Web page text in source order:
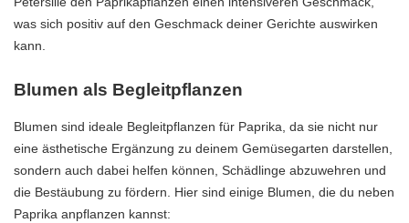
was sich positiv auf den Geschmack deiner Gerichte auswirken
kann.
Blumen als Begleitpflanzen
Blumen sind ideale Begleitpflanzen für Paprika, da sie nicht nur
eine ästhetische Ergänzung zu deinem Gemüsegarten darstellen,
sondern auch dabei helfen können, Schädlinge abzuwehren und
die Bestäubung zu fördern. Hier sind einige Blumen, die du neben
Paprika anpflanzen kannst: